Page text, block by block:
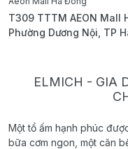
T309 TTTM AEON Mall
Phường Dương Nội, TP
ELMICH - GIA
Một tổ ấm hạnh phúc
bữa cơm ngon, một căn